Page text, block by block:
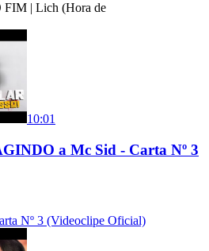
FIM | Lich (Hora de
10:01
a Mc Sid - Carta Nº 3
Nº 3 (Videoclipe Oficial)